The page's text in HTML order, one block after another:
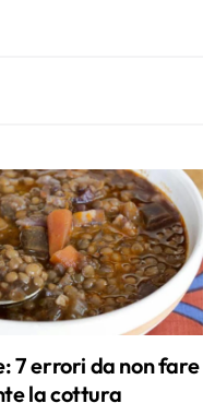
7 errori da non fare
la cottura